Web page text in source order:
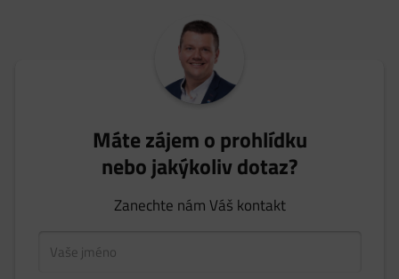
Máte zájem o prohlídku
nebo jakýkoliv dotaz?
Zanechte nám Váš kontakt